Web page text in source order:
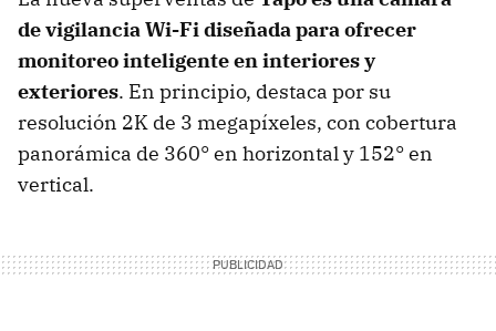
de vigilancia Wi-Fi diseñada para ofrecer
monitoreo inteligente en interiores y
exteriores. En principio, destaca por su
resolución 2K de 3 megapíxeles, con cobertura
panorámica de 360° en horizontal y 152° en
vertical.